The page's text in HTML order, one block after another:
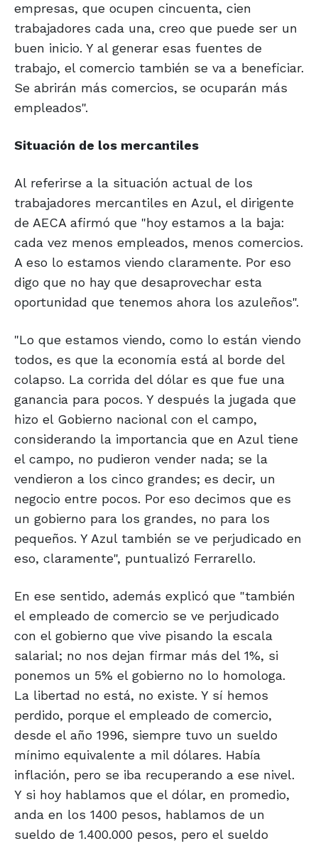
empresas, que ocupen cincuenta, cien
trabajadores cada una, creo que puede ser un
buen inicio. Y al generar esas fuentes de
trabajo, el comercio también se va a beneficiar.
Se abrirán más comercios, se ocuparán más
empleados".
Situación de los mercantiles
Al referirse a la situación actual de los
trabajadores mercantiles en Azul, el dirigente
de AECA afirmó que "hoy estamos a la baja:
cada vez menos empleados, menos comercios.
A eso lo estamos viendo claramente. Por eso
digo que no hay que desaprovechar esta
oportunidad que tenemos ahora los azuleños".
"Lo que estamos viendo, como lo están viendo
todos, es que la economía está al borde del
colapso. La corrida del dólar es que fue una
ganancia para pocos. Y después la jugada que
hizo el Gobierno nacional con el campo,
considerando la importancia que en Azul tiene
el campo, no pudieron vender nada; se la
vendieron a los cinco grandes; es decir, un
negocio entre pocos. Por eso decimos que es
un gobierno para los grandes, no para los
pequeños. Y Azul también se ve perjudicado en
eso, claramente", puntualizó Ferrarello.
En ese sentido, además explicó que "también
el empleado de comercio se ve perjudicado
con el gobierno que vive pisando la escala
salarial; no nos dejan firmar más del 1%, si
ponemos un 5% el gobierno no lo homologa.
La libertad no está, no existe. Y sí hemos
perdido, porque el empleado de comercio,
desde el año 1996, siempre tuvo un sueldo
mínimo equivalente a mil dólares. Había
inflación, pero se iba recuperando a ese nivel.
Y si hoy hablamos que el dólar, en promedio,
anda en los 1400 pesos, hablamos de un
sueldo de 1.400.000 pesos, pero el sueldo